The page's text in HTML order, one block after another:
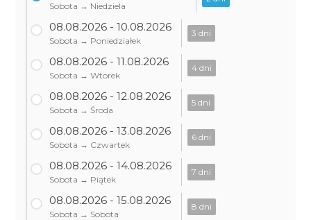
Sobota → Niedziela
08.08.2026 - 10.08.2026
Sobota → Poniedziałek
3 dni
08.08.2026 - 11.08.2026
Sobota → Wtorek
4 dni
08.08.2026 - 12.08.2026
Sobota → Środa
5 dni
08.08.2026 - 13.08.2026
Sobota → Czwartek
6 dni
08.08.2026 - 14.08.2026
Sobota → Piątek
7 dni
08.08.2026 - 15.08.2026
Sobota → Sobota
8 dni